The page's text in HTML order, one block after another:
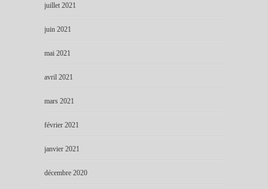
juillet 2021
juin 2021
mai 2021
avril 2021
mars 2021
février 2021
janvier 2021
décembre 2020